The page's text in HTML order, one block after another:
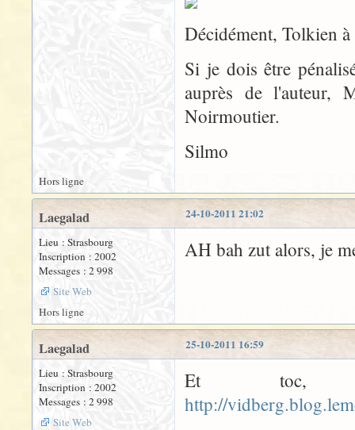
Décidément, Tolkien
Si je dois être
auprès de l'auteur,
Noirmoutier.
Silmo
Hors ligne
24-10-2011 21:02
Laegalad
Lieu : Strasbourg
Inscription : 2002
Messages : 2 998
Site Web
AH bah zut alors, je
Hors ligne
25-10-2011 16:59
Laegalad
Lieu : Strasbourg
Inscription : 2002
Messages : 2 998
Site Web
Et toc,
http://